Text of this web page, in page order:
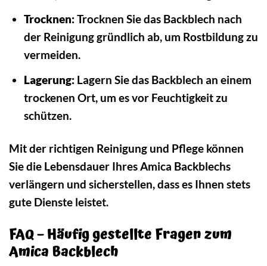
Trocknen:Trocknen Sie das Backblech nach
der Reinigung gründlich ab, um Rostbildung zu
vermeiden.
Lagerung:Lagern Sie das Backblech an einem
trockenen Ort, um es vor Feuchtigkeit zu
schützen.
Mit der richtigen Reinigung und Pflege können
Sie die Lebensdauer Ihres Amica Backblechs
verlängern und sicherstellen, dass es Ihnen stets
gute Dienste leistet.
FAQ – Häufig gestellte Fragen zum
Amica Backblech